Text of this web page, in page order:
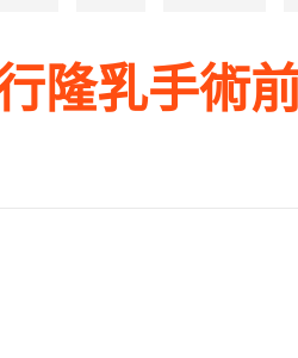
隆乳手術